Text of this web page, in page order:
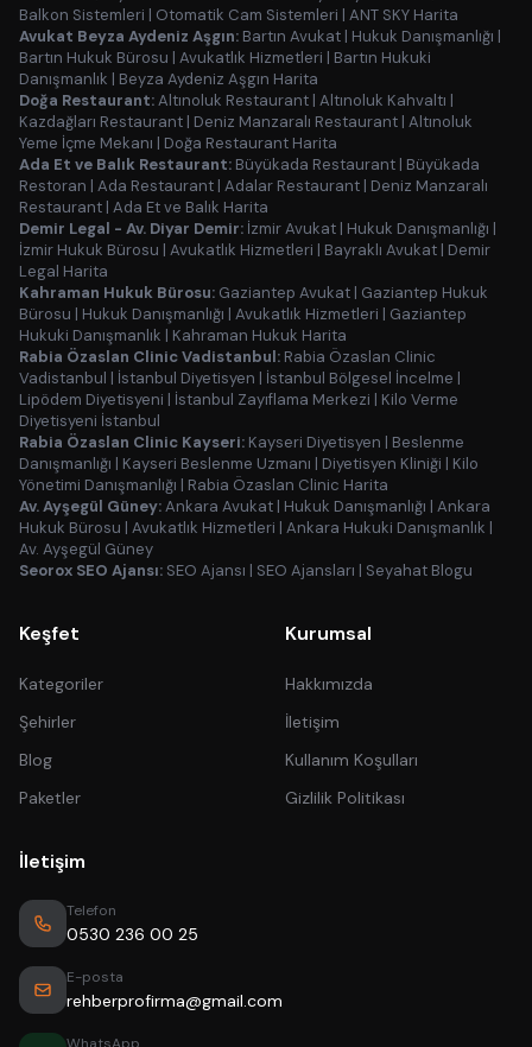
Balkon Sistemleri | Otomatik Cam Sistemleri | ANT SKY Harita
Avukat Beyza Aydeniz Aşgın: Bartın Avukat | Hukuk Danışmanlığı |
Bartın Hukuk Bürosu | Avukatlık Hizmetleri | Bartın Hukuki
Danışmanlık | Beyza Aydeniz Aşgın Harita
Doğa Restaurant:Altınoluk Restaurant | Altınoluk Kahvaltı |
Kazdağları Restaurant | Deniz Manzaralı Restaurant | Altınoluk
Yeme İçme Mekanı | Doğa Restaurant Harita
Ada Et ve Balık Restaurant: Büyükada Restaurant | Büyükada
Restoran | Ada Restaurant | Adalar Restaurant | Deniz Manzaralı
Restaurant | Ada Et ve Balık Harita
Demir Legal - Av. Diyar Demir: İzmir Avukat | Hukuk Danışmanlığı |
İzmir Hukuk Bürosu | Avukatlık Hizmetleri | Bayraklı Avukat | Demir
Legal Harita
Kahraman Hukuk Bürosu: Gaziantep Avukat | Gaziantep Hukuk
Bürosu | Hukuk Danışmanlığı | Avukatlık Hizmetleri | Gaziantep
Hukuki Danışmanlık | Kahraman Hukuk Harita
Rabia Özaslan Clinic Vadistanbul: Rabia Özaslan Clinic
Vadistanbul | İstanbul Diyetisyen | İstanbul Bölgesel İncelme |
Lipödem Diyetisyeni | İstanbul Zayıflama Merkezi | Kilo Verme
Diyetisyeni İstanbul
Rabia Özaslan Clinic Kayseri: Kayseri Diyetisyen | Beslenme
Danışmanlığı | Kayseri Beslenme Uzmanı | Diyetisyen Kliniği | Kilo
Yönetimi Danışmanlığı | Rabia Özaslan Clinic Harita
Av. Ayşegül Güney:Ankara Avukat | Hukuk Danışmanlığı | Ankara
Hukuk Bürosu | Avukatlık Hizmetleri | Ankara Hukuki Danışmanlık |
Av. Ayşegül Güney
Seorox SEO Ajansı: SEO Ajansı | SEO Ajansları | Seyahat Blogu
Keşfet
Kategoriler
Şehirler
Blog
Paketler
Kurumsal
Hakkımızda
İletişim
Kullanım Koşulları
Gizlilik Politikası
İletişim
Telefon
0530 236 00 25
E-posta
rehberprofirma@gmail.com